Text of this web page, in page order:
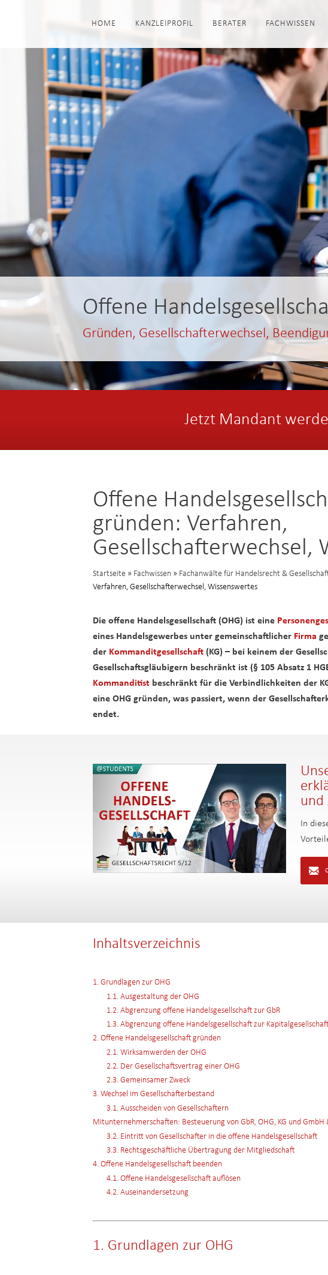
HOME KANZLEIPROFIL BERATER FACHWISSEN
Offene
Gründen, Gesellschafterwechsel,
Jetzt Mandant
Offene
gründen: Verfahren,
Gesellschafterwechsel,
Startseite » Fachwissen » Fachanwälte für Handelsrecht &
Verfahren, Gesellschafterwechsel, Wissenswertes
Die offene Handelsgesellschaft (OHG) ist eine
eines Handelsgewerbes unter gemeinschaftlicher Firma
der Kommanditgesellschaft (KG) – bei keinem der
Gesellschaftsgläubigern beschränkt ist (§ 105 Absatz 1
Kommanditist beschränkt für die Verbindlichkeiten der
eine OHG gründen, was passiert, wenn der
endet.
und
In
Inhaltsverzeichnis
1. Grundlagen zur OHG
1.1. Ausgestaltung der OHG
1.2. Abgrenzung offene Handelsgesellschaft zur GbR
1.3. Abgrenzung offene Handelsgesellschaft zur Kapitalgesellschaft
2. Offene Handelsgesellschaft gründen
2.1. Wirksamwerden der OHG
2.2. Der Gesellschaftsvertrag einer OHG
2.3. Gemeinsamer Zweck
3. Wechsel im Gesellschafterbestand
3.1. Ausscheiden von Gesellschaftern
Mitunternehmerschaften: Besteuerung von GbR, OHG, KG und GmbH
3.2. Eintritt von Gesellschafter in die offene Handelsgesellschaft
3.3. Rechtsgeschäftliche Übertragung der Mitgliedschaft
4. Offene Handelsgesellschaft beenden
4.1. Offene Handelsgesellschaft auflösen
4.2. Auseinandersetzung
1. Grundlagen zur OHG